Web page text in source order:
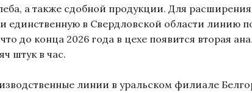
а также сдобной продукции. Для
единственную в Свердловской области линию
до конца 2026 года в цехе появится вторая
штук в час.
линии в уральском филиале